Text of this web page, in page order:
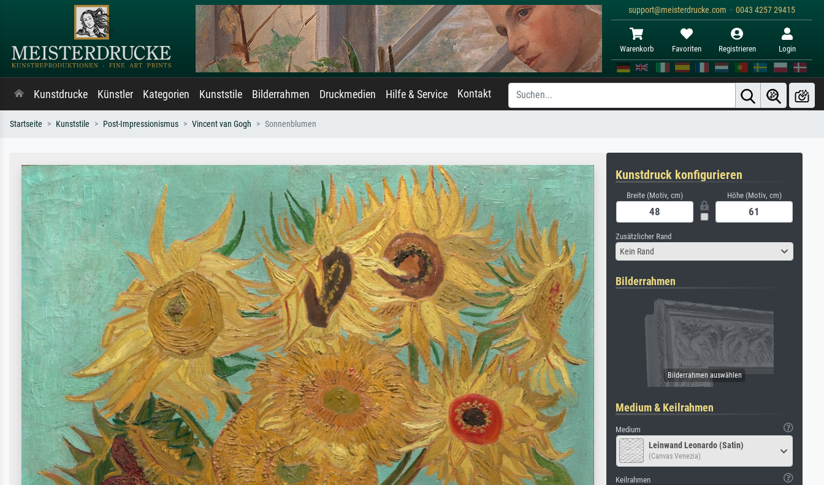
support@meisterdrucke.com · 0043 4257 29415
Warenkorb Favoriten Registrieren Login
Kunstdrucke Künstler Kategorien Kunststile Bilderrahmen Druckmedien Hilfe & Service Kontakt
Startseite Kunststile Post-Impressionismus Vincent van Gogh Sonnenblumen
Kunstdruck konfigurieren
Breite (Motiv, cm) Höhe (Motiv, cm)
Zusätzlicher Rand
Kein Rand
Bilderrahmen
Medium & Keilrahmen
Medium
Leinwand Leonardo (Satin)
(Canvas Venezia)
Keilrahmen